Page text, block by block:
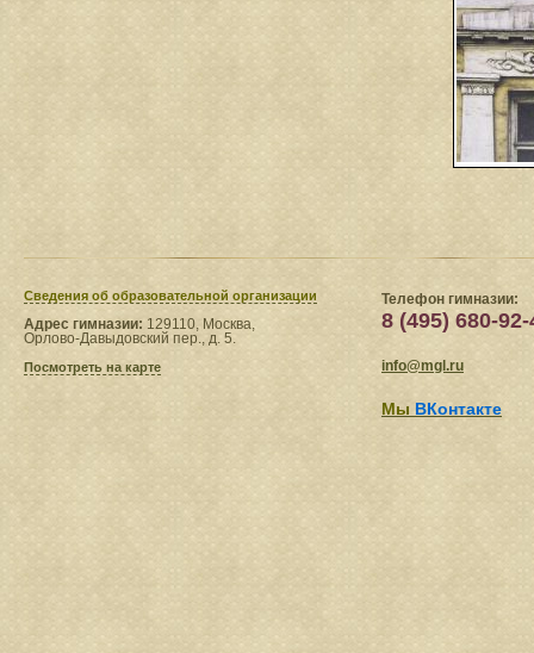
Сведения​ об образовательной организации
Адрес гимназии: 129110, Москва,
Орлово-Давыдовский пер., д. 5.
Посмотреть на карте
Телефон гимназии:
8 (495) 680-92-
info@mgl.ru
Мы ВКонтакте